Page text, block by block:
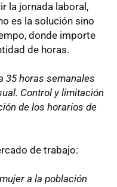
la jornada laboral,
es la solución sino
donde importe
de horas.
35 horas semanales
Control y limitación
de los horarios de
de trabajo:
a la población